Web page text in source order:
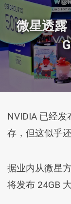
微星透露
NVIDIA 已经发
存，但这似乎
据业内从微星
将发布 24GB